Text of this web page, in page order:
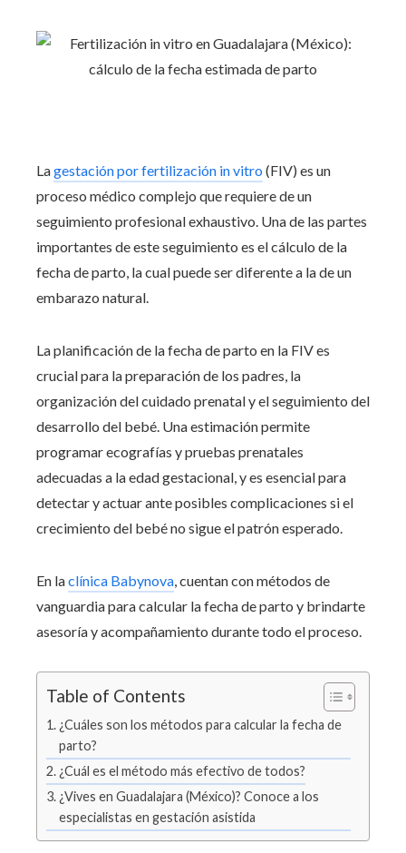
Lagestación por fertilización in vitro (FIV) es un
proceso médico complejo que requiere de un
seguimiento profesional exhaustivo. Una de las partes
importantes de este seguimiento es el cálculo de la
fecha de parto, la cual puede ser diferente a la de un
embarazo natural.
La planificación de la fecha de parto en la FIV es
crucial para la preparación de los padres, la
organización del cuidado prenatal y el seguimiento del
desarrollo del bebé. Una estimación permite
programar ecografías y pruebas prenatales
adecuadas a la edad gestacional, y es esencial para
detectar y actuar ante posibles complicaciones si el
crecimiento del bebé no sigue el patrón esperado.
En laclínica Babynova, cuentan con métodos de
vanguardia para calcular la fecha de parto y brindarte
asesoría y acompañamiento durante todo el proceso.
Table of Contents
¿Cuáles son los métodos para calcular la fecha de
parto?
¿Cuál es el método más efectivo de todos?
¿Vives en Guadalajara (México)? Conoce a los
especialistas en gestación asistida